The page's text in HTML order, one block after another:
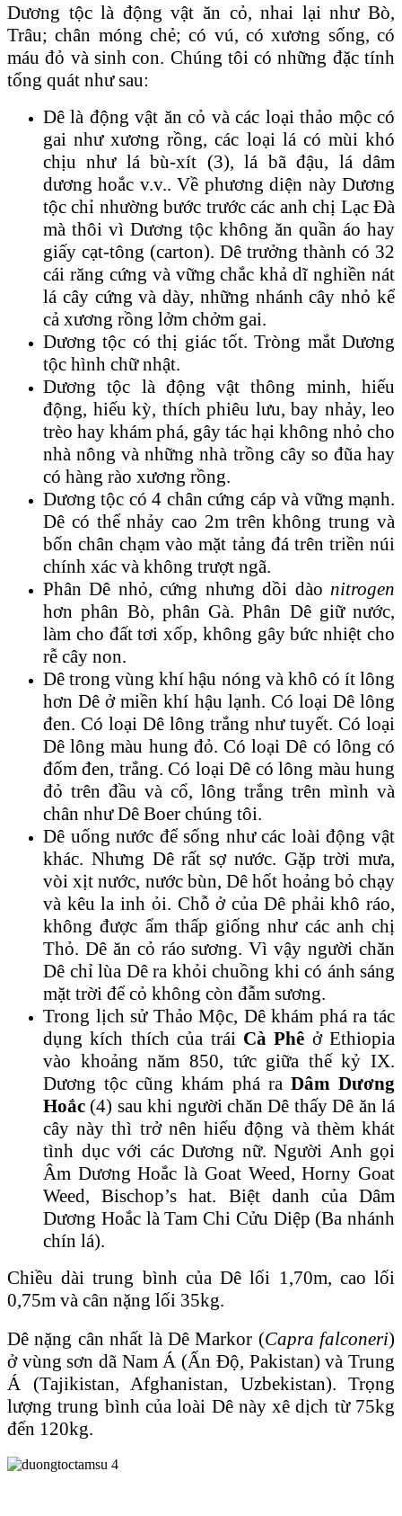
Dương tộc là động vật ăn cỏ, nhai lại như Bò,
Trâu; chân móng chẻ; có vú, có xương sống, có
máu đỏ và sinh con. Chúng tôi có những đặc tính
tổng quát như sau:
Dê là động vật ăn cỏ và các loại thảo mộc có
gai như xương rồng, các loại lá có mùi khó
chịu như lá bù-xít (3), lá bã đậu, lá dâm
dương hoắc v.v.. Về phương diện này Dương
tộc chỉ nhường bước trước các anh chị Lạc Ɖà
mà thôi vì Dương tộc không ăn quần áo hay
giấy cạt-tông (carton). Dê trưởng thành có 32
cái răng cứng và vững chắc khả dĩ nghiền nát
lá cây cứng và dày, những nhánh cây nhỏ kể
cả xương rồng lởm chởm gai.
Dương tộc có thị giác tốt. Tròng mắt Dương
tộc hình chữ nhật.
Dương tộc là động vật thông minh, hiếu
động, hiếu kỳ, thích phiêu lưu, bay nhảy, leo
trèo hay khám phá, gây tác hại không nhỏ cho
nhà nông và những nhà trồng cây so đũa hay
có hàng rào xương rồng.
Dương tộc có 4 chân cứng cáp và vững mạnh.
Dê có thể nhảy cao 2m trên không trung và
bốn chân chạm vào mặt tảng đá trên triền núi
chính xác và không trượt ngã.
Phân Dê nhỏ, cứng nhưng dồi dào nitrogen
hơn phân Bò, phân Gà. Phân Dê giữ nước,
làm cho đất tơi xốp, không gây bức nhiệt cho
rễ cây non.
Dê trong vùng khí hậu nóng và khô có ít lông
hơn Dê ở miền khí hậu lạnh. Có loại Dê lông
đen. Có loại Dê lông trắng như tuyết. Có loại
Dê lông màu hung đỏ. Có loại Dê có lông có
đốm đen, trắng. Có loại Dê có lông màu hung
đỏ trên đầu và cổ, lông trắng trên mình và
chân như Dê Boer chúng tôi.
Dê uống nước để sống như các loài động vật
khác. Nhưng Dê rất sợ nước. Gặp trời mưa,
vòi xịt nước, nước bùn, Dê hốt hoảng bỏ chạy
và kêu la inh ỏi. Chỗ ở của Dê phải khô ráo,
không được ẩm thấp giống như các anh chị
Thỏ. Dê ăn cỏ ráo sương. Vì vậy người chăn
Dê chỉ lùa Dê ra khỏi chuồng khi có ánh sáng
mặt trời để cỏ không còn đẫm sương.
Trong lịch sử Thảo Mộc, Dê khám phá ra tác
dụng kích thích của trái Cà Phê ở Ethiopia
vào khoảng năm 850, tức giữa thế kỷ IX.
Dương tộc cũng khám phá ra Dâm Dương
Hoắc (4) sau khi người chăn Dê thấy Dê ăn lá
cây này thì trở nên hiếu động và thèm khát
tình dục với các Dương nữ. Người Anh gọi
Âm Dương Hoắc là Goat Weed, Horny Goat
Weed, Bischop’s hat. Biệt danh của Dâm
Dương Hoắc là Tam Chi Cửu Diệp (Ba nhánh
chín lá).
Chiều dài trung bình của Dê lối 1,70m, cao lối
0,75m và cân nặng lối 35kg.
Dê nặng cân nhất là Dê Markor (Capra falconeri)
ở vùng sơn dã Nam Á (Ấn Ɖộ, Pakistan) và Trung
Á (Tajikistan, Afghanistan, Uzbekistan). Trọng
lượng trung bình của loài Dê này xê dịch từ 75kg
đến 120kg.